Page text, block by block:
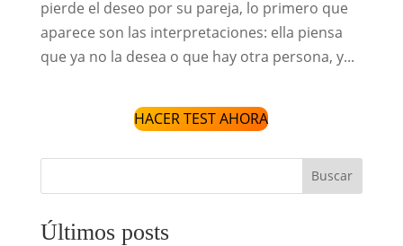
pierde el deseo por su pareja, lo primero que
aparece son las interpretaciones: ella piensa
que ya no la desea o que hay otra persona, y...
HACER TEST AHORA
Buscar
Últimos posts